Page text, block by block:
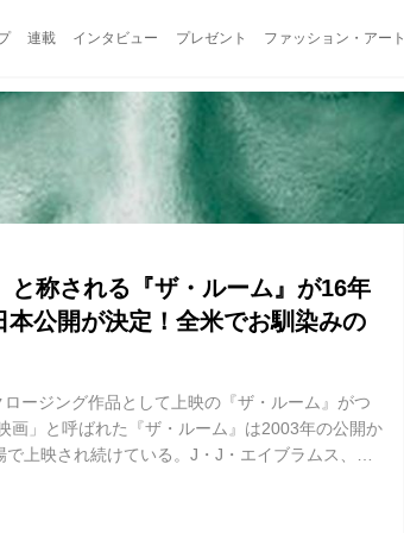
連載 インタビュー プレゼント ファッション・アート
と称される『ザ・ルーム』が16年
公開が決定！全米でお馴染みの
ージング作品として上映の『ザ・ルーム』がつ
画」と呼ばれた『ザ・ルーム』は2003年の公開か
上映され続けている。J・J・エイブラムス、ポ
」な作品だからだ。 支離滅裂な脚本、間の抜け